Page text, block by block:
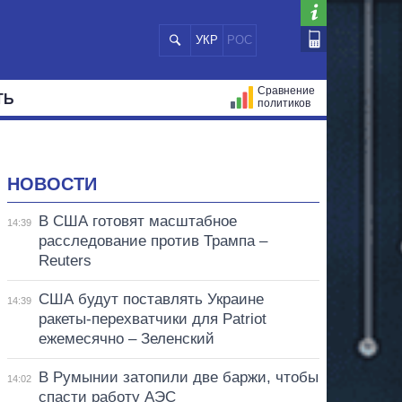
УКР РОС
Сравнение
политиков
НОВОСТИ
14:39
В США готовят масштабное
расследование против Трампа –
Reuters
14:39
США будут поставлять Украине
ракеты-перехватчики для Patriot
ежемесячно – Зеленский
14:02
В Румынии затопили две баржи, чтобы
спасти работу АЭС